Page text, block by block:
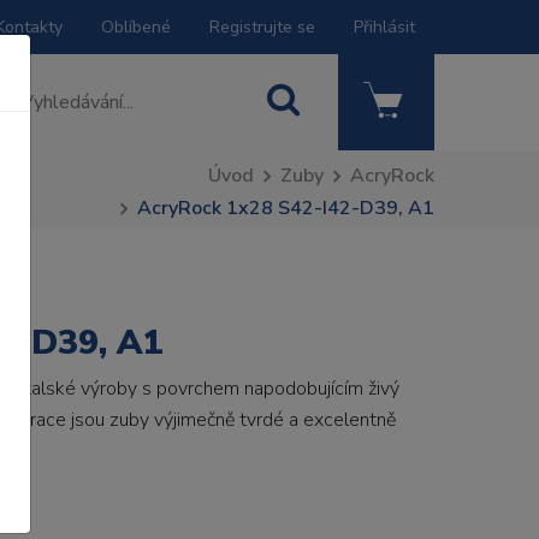
Oblíbené Registrujte se Přihlásit
Úvod Zuby
AcryRock
AcryRock 1x28 S42-I42-D39, A1
D39, A1
italské výroby s povrchem napodobujícím živý
jsou zuby výjimečně tvrdé a excelentně